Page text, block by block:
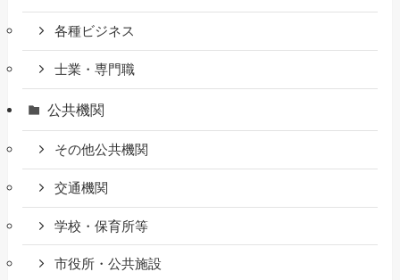
各種ビジネス
士業・専門職
公共機関
その他公共機関
交通機関
学校・保育所等
市役所・公共施設